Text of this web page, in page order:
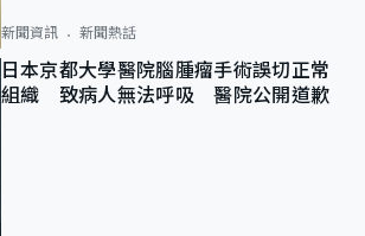
新聞資訊 新聞熱話
日本京都大學醫院腦腫瘤手術誤切正常
組織 致病人無法呼吸 醫院公開道歉